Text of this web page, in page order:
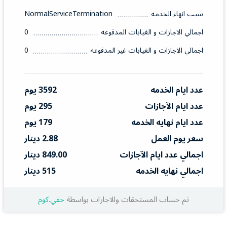
سبب انهاء الخدمه
NormalServiceTermination
اجمالي الاجازات و الغيابات المدفوعه
0
اجمالي الاجازات و الغيابات غير المدفوعه
0
عدد ايام الخدمه
3592 يوم
عدد ايام الآجازات
295 يوم
عدد ايام نهايه الخدمه
179 يوم
سعر يوم العمل
2.88 دينار
اجمالي عدد ايام الآجازات
849.00 دينار
اجمالي نهايه الخدمه
515 دينار
تم حساب المستحقات والاجارات بواسطةحقي.كوم